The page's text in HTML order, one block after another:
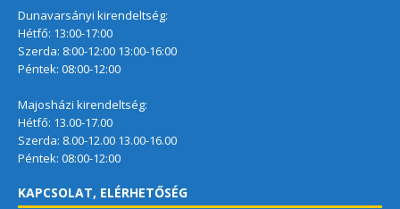
Dunavarsányi kirendeltség:
Hétfő: 13:00-17:00
Szerda: 8:00-12:00 13:00-16:00
Péntek: 08:00-12:00
Majosházi kirendeltség:
Hétfő: 13.00-17.00
Szerda: 8.00-12.00 13.00-16.00
Péntek: 08:00-12:00
KAPCSOLAT, ELÉRHETŐSÉG